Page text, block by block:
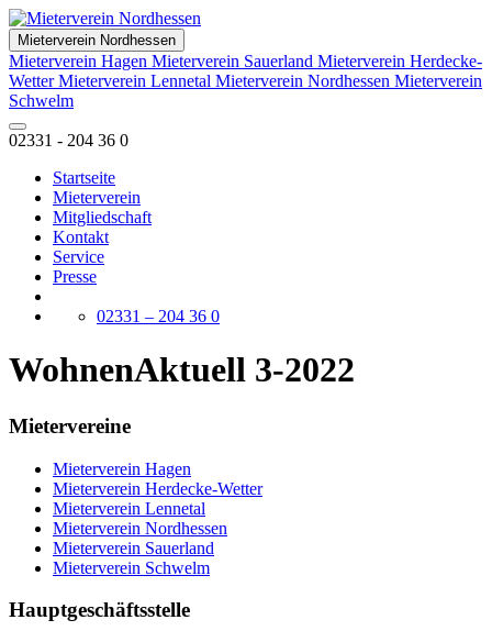
Mieterverein Nordhessen
Mieterverein Hagen Mieterverein Sauerland Mieterverein Herdecke-
WetterMieterverein Lennetal Mieterverein Nordhessen Mieterverein
Schwelm
02331 - 204 36 0
Startseite
Mieterverein
Mitgliedschaft
Kontakt
Service
Presse
02331 – 204 36 0
WohnenAktuell 3-2022
Mietervereine
Mieterverein Hagen
Mieterverein Herdecke-Wetter
Mieterverein Lennetal
Mieterverein Nordhessen
Mieterverein Sauerland
Mieterverein Schwelm
Hauptgeschäftsstelle